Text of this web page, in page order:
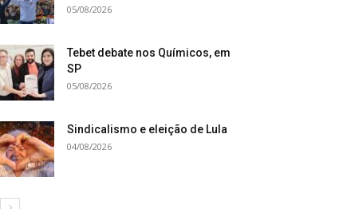
05/08/2026
Tebet debate nos Químicos, em
SP
05/08/2026
Sindicalismo e eleição de Lula
04/08/2026